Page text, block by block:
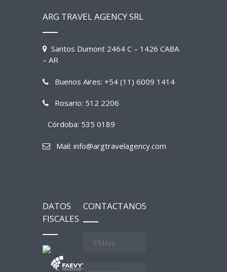
ARG TRAVEL AGENCY SRL
Santos Dumont 2464 C – 1426 CABA
– AR
Buenos Aires: +54 (11) 6009 1414
Rosario: 512 2206
Córdoba: 535 0189
Mail: info@argtravelagency.com
DATOS
FISCALES
CONTACTANOS